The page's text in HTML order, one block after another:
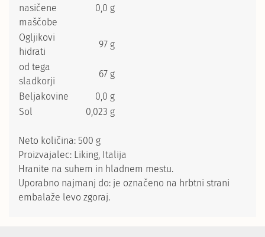
nasičene
maščobe
0,0 g
Ogljikovi
hidrati
97 g
od tega
sladkorji
67 g
Beljakovine
0,0 g
Sol
0,023 g
Neto količina: 500 g
Proizvajalec: Liking, Italija
Hranite na suhem in hladnem mestu.
Uporabno najmanj do: je označeno na hrbtni strani
embalaže levo zgoraj.